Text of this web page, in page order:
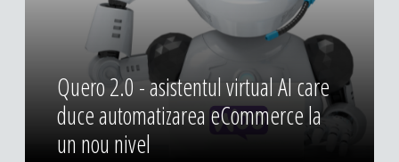
Quero 2.0 - asistentul virtual AI care
duce automatizarea eCommerce la
un nou nivel